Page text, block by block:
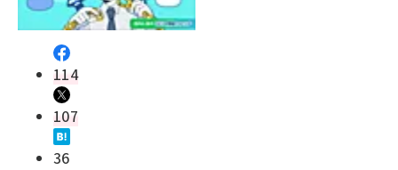
114
107
36